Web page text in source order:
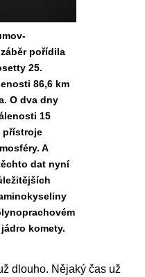
pořídila
25.
86,6 km
O dva dny
15
přístroje
A
dat nyní
komety.
dlouho. Nějaký čas už